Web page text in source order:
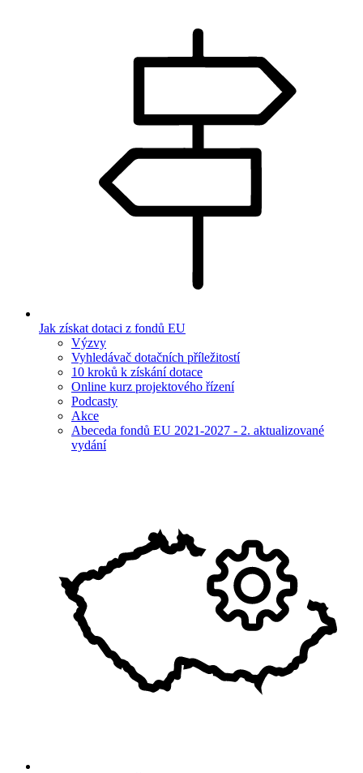
Jak získat dotaci z fondů EU
Výzvy
Vyhledávač dotačních příležitostí
10 kroků k získání dotace
Online kurz projektového řízení
Podcasty
Akce
Abeceda fondů EU 2021-2027 - 2. aktualizované
vydání